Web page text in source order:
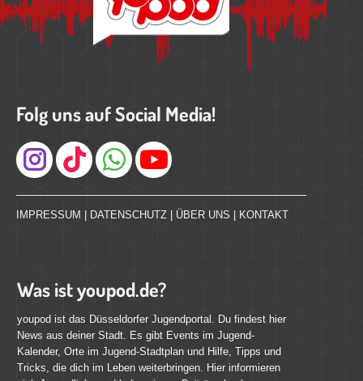
Folg uns auf Social Media!
Instagram
IMPRESSUM | DATENSCHUTZ | ÜBER UNS | KONTAKT
Was ist youpod.de?
youpod ist das Düsseldorfer Jugendportal. Du findest hier
News aus deiner Stadt. Es gibt Events im Jugend-
Kalender, Orte im Jugend-Stadtplan und Hilfe, Tipps und
Tricks, die dich im Leben weiterbringen. Hier informieren